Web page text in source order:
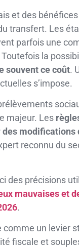
et des bénéfices
transfert. Les
parfois une
Toutefois la
souvent ce coût.
s’impose.
majeur. Les
modifications
reconnu du
des précisions
mauvaises et
.
comme un levier
fiscale et